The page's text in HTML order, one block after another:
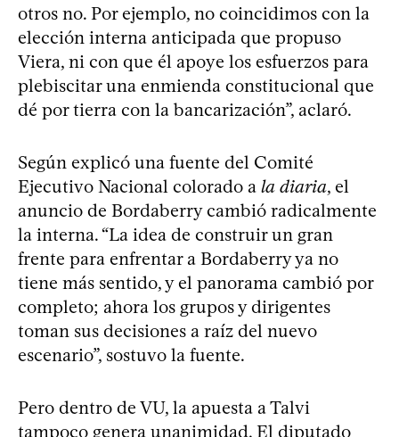
otros no. Por ejemplo, no coincidimos con la
elección interna anticipada que propuso
Viera, ni con que él apoye los esfuerzos para
plebiscitar una enmienda constitucional que
dé por tierra con la bancarización”, aclaró.
Según explicó una fuente del Comité
Ejecutivo Nacional colorado a la diaria, el
anuncio de Bordaberry cambió radicalmente
la interna. “La idea de construir un gran
frente para enfrentar a Bordaberry ya no
tiene más sentido, y el panorama cambió por
completo; ahora los grupos y dirigentes
toman sus decisiones a raíz del nuevo
escenario”, sostuvo la fuente.
Pero dentro de VU, la apuesta a Talvi
tampoco genera unanimidad. El diputado